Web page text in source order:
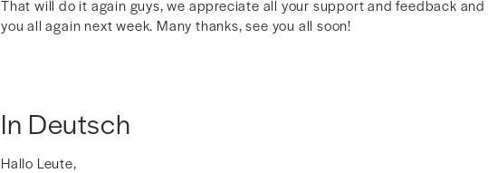
That will do it again guys, we appreciate all your support and feedback
you all again next week. Many thanks, see you all soon!
In Deutsch
Hallo Leute,